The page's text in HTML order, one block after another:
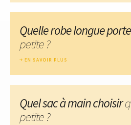
Quelle robe longue
petite ?
EN SAVOIR PLUS
Quel sac à main choisir
petite ?